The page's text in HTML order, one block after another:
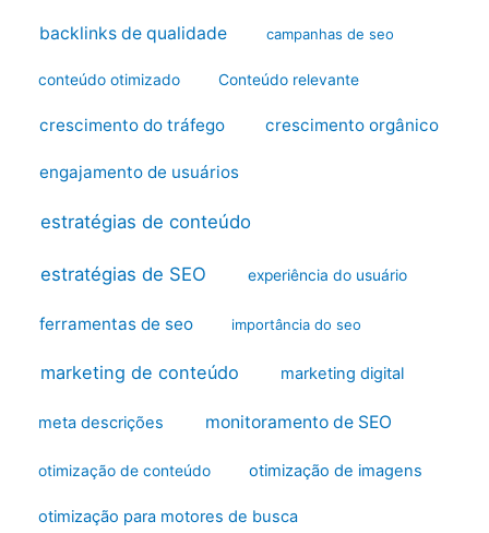
backlinks de qualidade campanhas de seo
conteúdo otimizado Conteúdo relevante
crescimento do tráfego crescimento orgânico
engajamento de usuários
estratégias de conteúdo
estratégias de SEO experiência do usuário
ferramentas de seo importância do seo
marketing de conteúdo marketing digital
meta descrições monitoramento de SEO
otimização de conteúdo otimização de imagens
otimização para motores de busca